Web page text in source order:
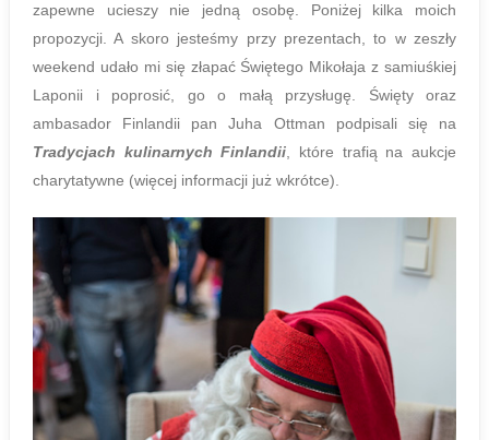
zapewne ucieszy nie jedną osobę. Poniżej kilka moich
propozycji. A skoro jesteśmy przy prezentach, to w zeszły
weekend udało mi się złapać Świętego Mikołaja z samiuśkiej
Laponii i poprosić, go o małą przysługę. Święty oraz
ambasador Finlandii pan Juha Ottman podpisali się na
Tradycjach kulinarnych Finlandii, które trafią na aukcje
charytatywne (więcej informacji już wkrótce).